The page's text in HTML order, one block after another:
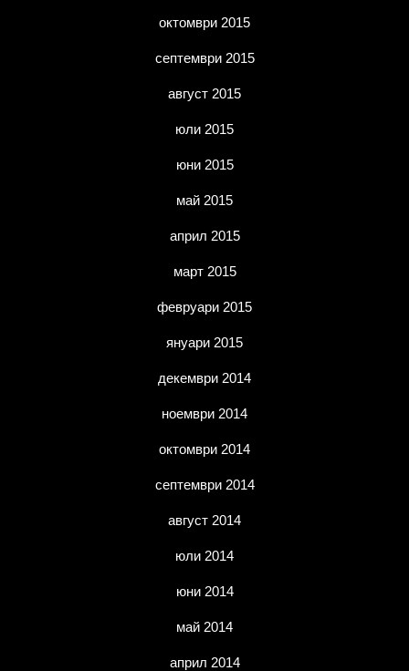
октомври 2015
септември 2015
август 2015
юли 2015
юни 2015
май 2015
април 2015
март 2015
февруари 2015
януари 2015
декември 2014
ноември 2014
октомври 2014
септември 2014
август 2014
юли 2014
юни 2014
май 2014
април 2014